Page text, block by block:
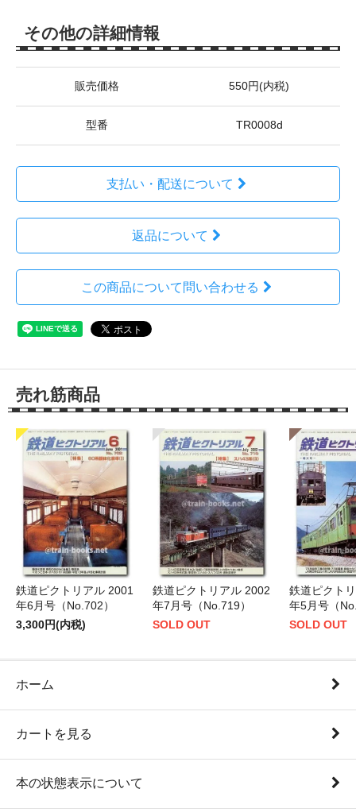
その他の詳細情報
販売価格 550円(内税)
型番 TR0008d
支払い・配送について
返品について
この商品について問い合わせる
売れ筋商品
鉄道ピクトリアル 2001
年6月号（No.702）
3,300円(内税)
鉄道ピクトリアル 2002
年7月号（No.719）
SOLD OUT
鉄道ピクト
年5月号（
SOLD OUT
ホーム
カートを見る
本の状態表示について